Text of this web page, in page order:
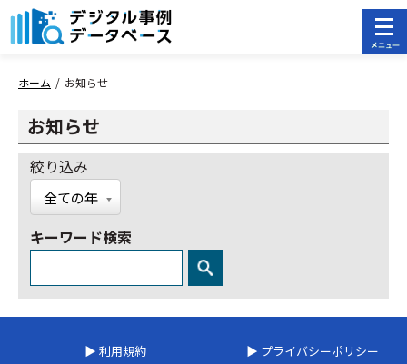
ホーム お知らせ
お知らせ
絞り込み
キーワード検索
▶ 利用規約
▶ プライバシーポリシー